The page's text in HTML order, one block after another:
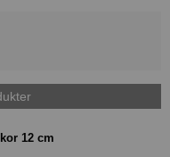
12 cm